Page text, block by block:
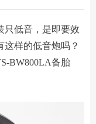
低音，是即要效
样的低音炮吗？
BW800LA备胎